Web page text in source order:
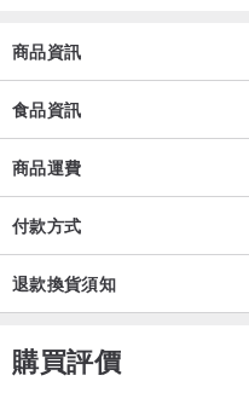
商品資訊
食品資訊
商品運費
付款方式
退款換貨須知
購買評價